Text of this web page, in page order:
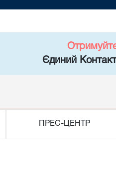
Єдиний
ПРЕС-ЦЕНТР